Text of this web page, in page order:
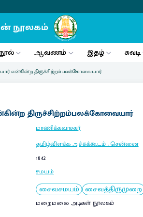
ஆவணம் இதழ் சுவடி
என்கின்ற திருச்சிற்றம்பலக்கோவையார்
திருச்சிற்றம்பலக்கோவையார்
மாணிக்கவாசகர்
தமிழ்விளக்க அச்சுக்கூடம்:சென்னை
1842
சமயம்
சைவசமயம் சைவத்திருமுறை
மறைமலை அடிகள் நூலகம்